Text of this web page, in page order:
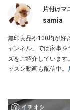
片付け
samia
無印良品や100均が好
ャンネル」では家事
ズをご紹介していま
ッスン動画も配信中。